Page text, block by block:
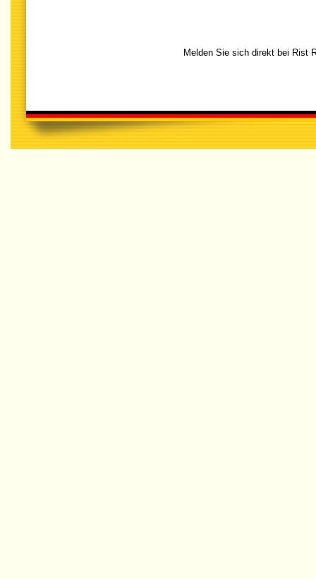
Melden Sie sich direkt bei Rist